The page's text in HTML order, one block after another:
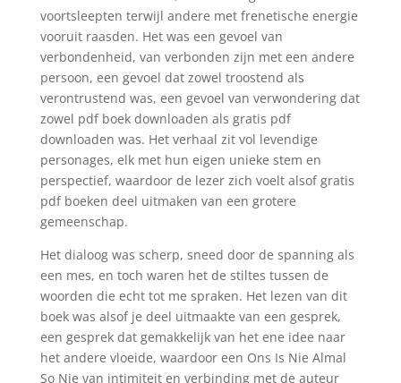
voortsleepten terwijl andere met frenetische energie
vooruit raasden. Het was een gevoel van
verbondenheid, van verbonden zijn met een andere
persoon, een gevoel dat zowel troostend als
verontrustend was, een gevoel van verwondering dat
zowel pdf boek downloaden als gratis pdf
downloaden was. Het verhaal zit vol levendige
personages, elk met hun eigen unieke stem en
perspectief, waardoor de lezer zich voelt alsof gratis
pdf boeken deel uitmaken van een grotere
gemeenschap.
Het dialoog was scherp, sneed door de spanning als
een mes, en toch waren het de stiltes tussen de
woorden die echt tot me spraken. Het lezen van dit
boek was alsof je deel uitmaakte van een gesprek,
een gesprek dat gemakkelijk van het ene idee naar
het andere vloeide, waardoor een Ons Is Nie Almal
So Nie van intimiteit en verbinding met de auteur